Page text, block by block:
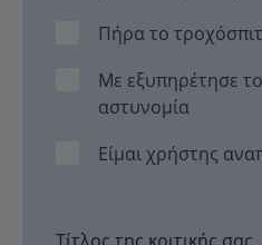
Πήρα το
Με εξυπηρέτησε
αστυνομία
Είμαι χρήστης
Τίτλος της κριτικής σας